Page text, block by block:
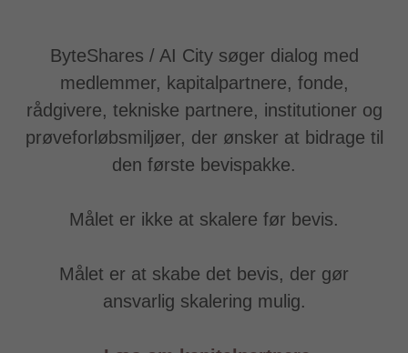
ByteShares / AI City søger dialog med
medlemmer, kapitalpartnere, fonde,
rådgivere, tekniske partnere, institutioner og
prøveforløbsmiljøer, der ønsker at bidrage til
den første bevispakke.
Målet er ikke at skalere før bevis.
Målet er at skabe det bevis, der gør
ansvarlig skalering mulig.